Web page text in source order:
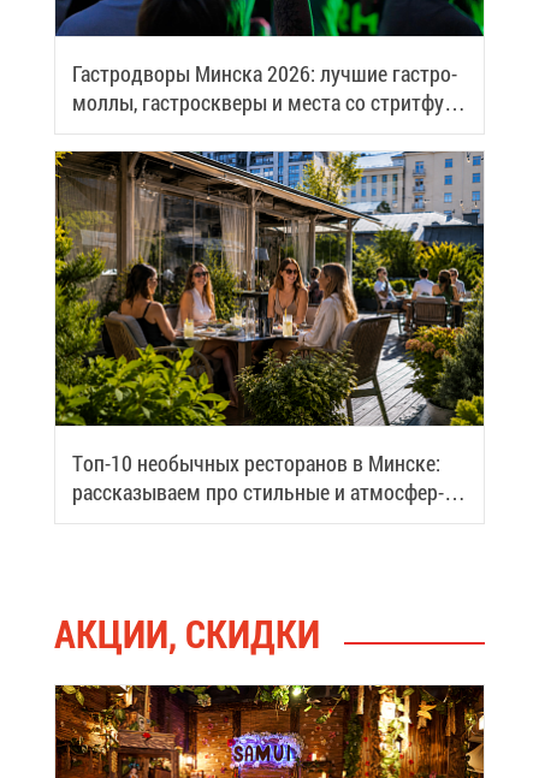
Га­стро­дво­ры Мин­ска 2026: луч­шие га­стро­
мол­лы, га­стро­скве­ры и ме­ста со стрит­фу­
дом
Топ-10 необыч­ных ре­сто­ра­нов в Мин­ске:
рас­ска­зы­ва­ем про стиль­ные и ат­мо­сфер­
ные ме­ста го­ро­да
АК­ЦИИ, СКИД­КИ